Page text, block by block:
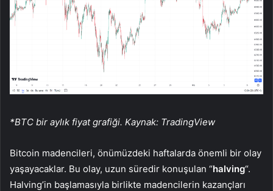
*BTC bir aylık fiyat grafiği. Kaynak: TradingView
Bitcoin madencileri, önümüzdeki haftalarda önemli bir olay
yaşayacaklar. Bu olay, uzun süredir konuşulan “halving“.
Halving’in başlamasıyla birlikte madencilerin kazançları